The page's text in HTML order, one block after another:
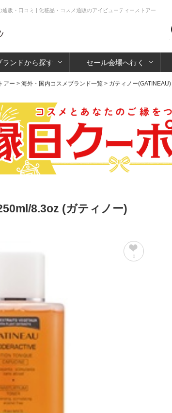
販・口コミ | 化粧品・コスメ通販のアイビューティーストアー
ランドから探す セール会場へ行く
アー > 海外・国内コスメブランド一覧 > ガティノー(GATINEAU)
8.3oz (ガティノー)
0